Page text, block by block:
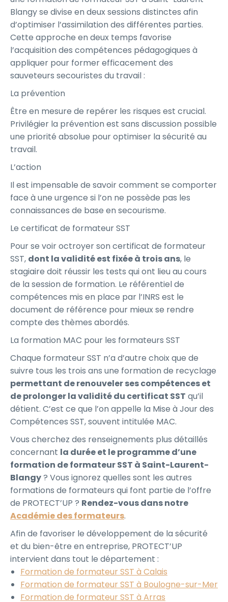
Blangy se divise en deux sessions distinctes afin
d’optimiser l’assimilation des différentes parties.
Cette approche en deux temps favorise
l’acquisition des compétences pédagogiques à
appliquer pour former efficacement des
sauveteurs secouristes du travail :
La prévention
Être en mesure de repérer les risques est crucial.
Privilégier la prévention est sans discussion possible
une priorité absolue pour optimiser la sécurité au
travail.
L’action
Il est impensable de savoir comment se comporter
face à une urgence si l’on ne possède pas les
connaissances de base en secourisme.
Le certificat de formateur SST
Pour se voir octroyer son certificat de formateur
SST, dont la validité est fixée à trois ans, le
stagiaire doit réussir les tests qui ont lieu au cours
de la session de formation. Le référentiel de
compétences mis en place par l’INRS est le
document de référence pour mieux se rendre
compte des thèmes abordés.
La formation MAC pour les formateurs SST
Chaque formateur SST n’a d’autre choix que de
suivre tous les trois ans une formation de recyclage
permettant de renouveler ses compétences et
de prolonger la validité du certificat SST qu’il
détient. C’est ce que l’on appelle la Mise à Jour des
Compétences SST, souvent intitulée MAC.
Vous cherchez des renseignements plus détaillés
concernant la durée et le programme d’une
formation de formateur SST à Saint-Laurent-
Blangy? Vous ignorez quelles sont les autres
formations de formateurs qui font partie de l’offre
de PROTECT’UP ? Rendez-vous dans notre
Académie des formateurs.
Afin de favoriser le développement de la sécurité
et du bien-être en entreprise, PROTECT’UP
intervient dans tout le département :
Formation de formateur SST à Calais
Formation de formateur SST à Boulogne-sur-Mer
Formation de formateur SST à Arras